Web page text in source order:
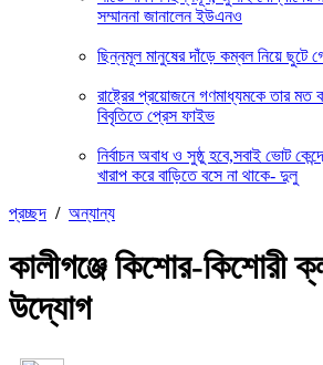
সম্মাননা জানালেন ইউএনও
ছিন্নমূল মানুষের দাঁড়ে কম্বল নিয়ে ছুটে
রাষ্ট্রের প্রয়োজনে গণমাধ্যমকে তার
বিবৃতিতে প্রেস ফাইভ
নির্বাচন অবাধ ও সুষ্ঠু হবে,সবাই ভোট
খারাপ করে বাড়িতে বসে না থাকে- দুলু
প্রচ্ছদ / অন্যান্য
কালীগঞ্জে কিশোর-কিশোরী
উদ্যোগ